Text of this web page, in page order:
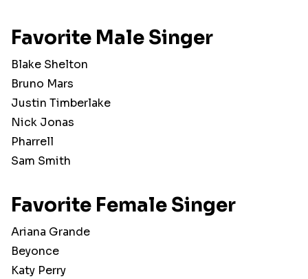
Favorite Male Singer
Blake Shelton
Bruno Mars
Justin Timberlake
Nick Jonas
Pharrell
Sam Smith
Favorite Female Singer
Ariana Grande
Beyonce
Katy Perry